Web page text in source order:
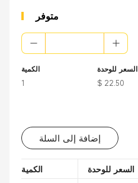
أجهزة الاتصالات الحساسة الأخرى
متوفر
الكمية
1
السعر للوحدة
$ 22.50
إضافة إلى السلة
الكمية السعر للوحدة